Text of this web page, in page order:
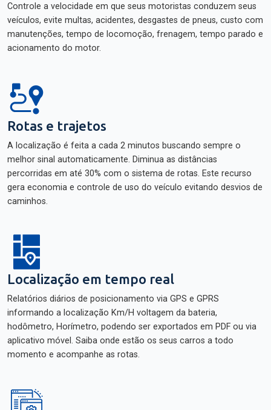
Controle a velocidade em que seus motoristas conduzem seus
veículos, evite multas, acidentes, desgastes de pneus, custo com
manutenções, tempo de locomoção, frenagem, tempo parado e
acionamento do motor.
Rotas e trajetos
A localização é feita a cada 2 minutos buscando sempre o
melhor sinal automaticamente. Diminua as distâncias
percorridas em até 30% com o sistema de rotas. Este recurso
gera economia e controle de uso do veículo evitando desvios de
caminhos.
Localização em tempo real
Relatórios diários de posicionamento via GPS e GPRS
informando a localização Km/H voltagem da bateria,
hodômetro, Horímetro, podendo ser exportados em PDF ou via
aplicativo móvel. Saiba onde estão os seus carros a todo
momento e acompanhe as rotas.